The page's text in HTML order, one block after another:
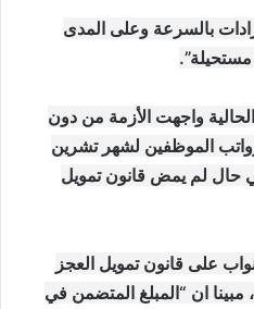
بالسرعة وعلى المدى
واجهت الأزمة من دون
الموظفين لشهر تشرين
حال لم يمض قانون تمويل
على قانون تمويل العجز
ان “المبلغ المتضمن في